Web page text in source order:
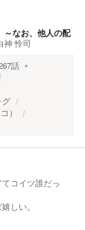
～なお、他人の配
神 怜司
話
グ
）
コイツ誰だっ
しい。